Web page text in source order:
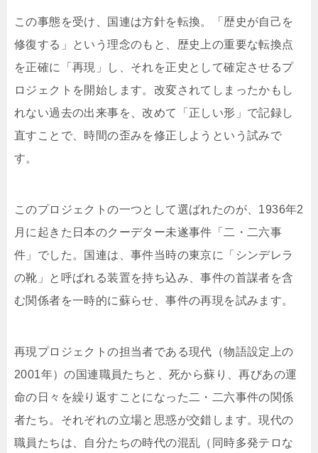
この事態を受け、国連は方針を転換。「歴史が自己を
修復する」という理念のもと、歴史上の重要な転換点
を正確に「再現」し、それを正史として確定させるプ
ロジェクトを開始します。改変されてしまったかもし
れない過去の出来事を、改めて「正しい形」で記録し
直すことで、時間の歪みを修正しようという試みで
す。
このプロジェクトの一つとして選ばれたのが、1936年2
月に起きた日本のクーデター未遂事件「二・二六事
件」でした。国連は、事件当時の東京に「シンデレラ
の靴」と呼ばれる装置を持ち込み、事件の首謀者を含
む関係者を一時的に蘇らせ、事件の再現を試みます。
再現プロジェクトの担当者である現代（物語設定上の
2001年）の国連職員たちと、死から蘇り、再びあの運
命の日々を繰り返すことになった二・二六事件の関係
者たち。それぞれの立場と思惑が交錯します。現代の
職員たちは、自分たちの時代の混乱（同時多発テロな